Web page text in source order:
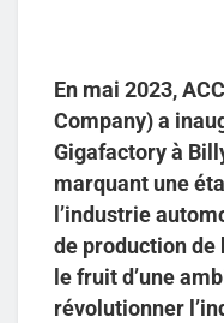
En mai 2023,
Company) a
Gigafactory à
marquant une
l’industrie
de production
le fruit d’une
révolutionner